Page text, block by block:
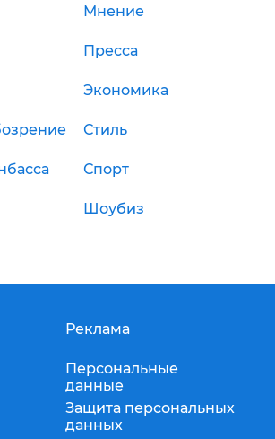
Мнение
Пресса
Экономика
Стиль
Спорт
Шоубиз
Реклама
Персональные
данные
Защита персональных
данных